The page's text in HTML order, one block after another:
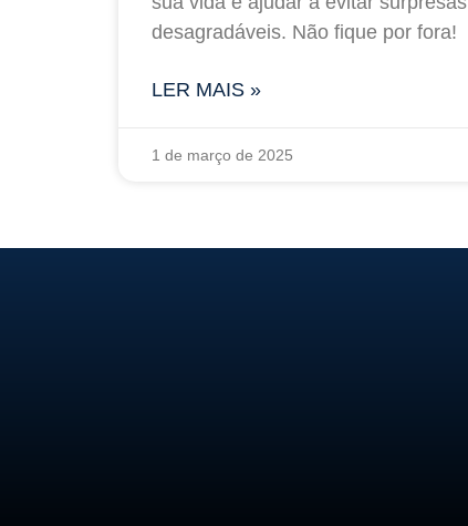
desagradáveis. Não fique por fora!
LER MAIS »
1 de março de 2025